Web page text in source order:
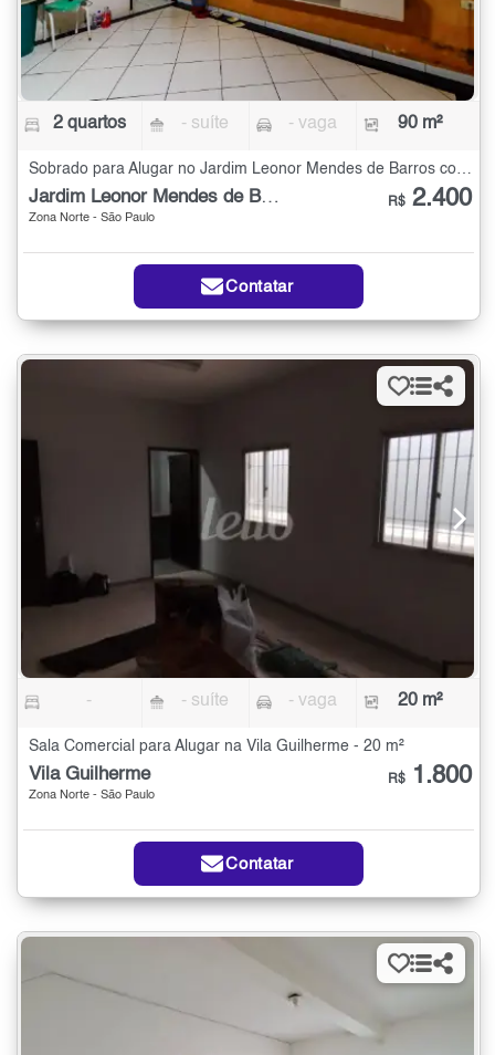
2 quartos - suíte - vaga 90 m²
Sobrado para Alugar no Jardim Leonor Mendes de Barros com 2 quartos - 90 m²
Jardim Leonor Mendes de Barros
Zona Norte - São Paulo
R$ 2.400
Contatar
- - suíte - vaga 20 m²
Sala Comercial para Alugar na Vila Guilherme - 20 m²
Vila Guilherme
Zona Norte - São Paulo
R$ 1.800
Contatar